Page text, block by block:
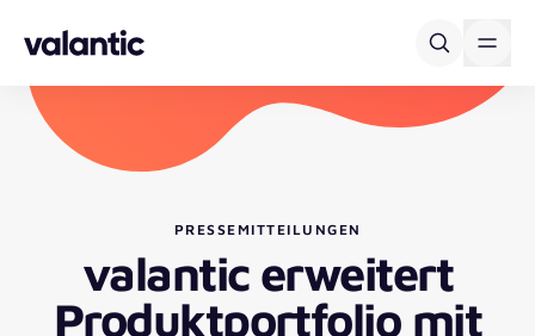
PRESSEMITTEILUNGEN
valantic erweitert
Produktportfolio mit